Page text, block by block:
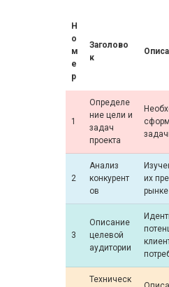
Н
о
м
е
р
Заголово
к
1
Определе
ние цели и
задач
проекта
2
Анализ
конкурент
ов
их
рынке
3
Описание
целевой
аудитории
Техническ